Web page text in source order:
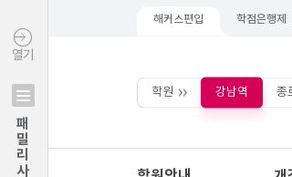
열기
해커스편입 학점은행제
학원 강남역 종